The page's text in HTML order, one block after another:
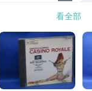
看全部